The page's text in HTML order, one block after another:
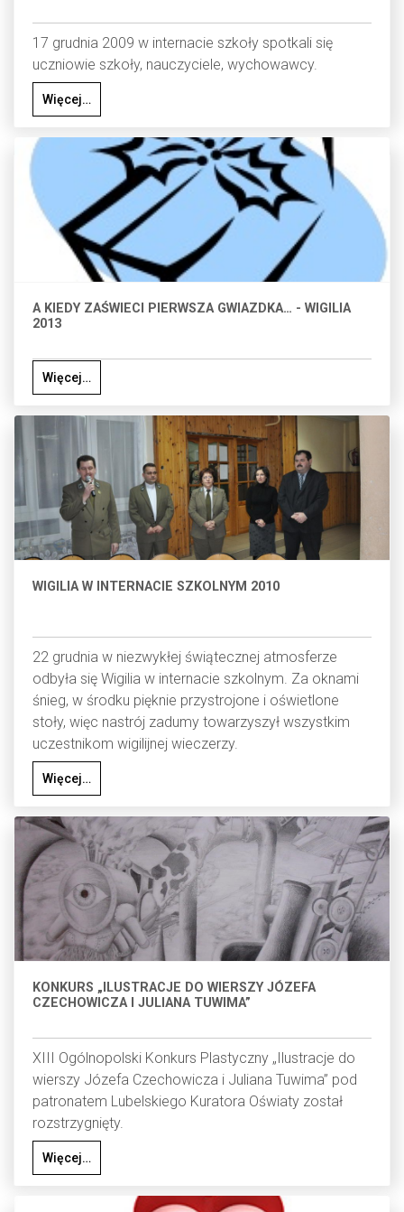
17 grudnia 2009 w internacie szkoły spotkali się
uczniowie szkoły, nauczyciele, wychowawcy.
Więcej…
A KIEDY ZAŚWIECI PIERWSZA GWIAZDKA… - WIGILIA
2013
Więcej…
WIGILIA W INTERNACIE SZKOLNYM 2010
22 grudnia w niezwykłej świątecznej atmosferze
odbyła się Wigilia w internacie szkolnym. Za oknami
śnieg, w środku pięknie przystrojone i oświetlone
stoły, więc nastrój zadumy towarzyszył wszystkim
uczestnikom wigilijnej wieczerzy.
Więcej…
KONKURS „ILUSTRACJE DO WIERSZY JÓZEFA
CZECHOWICZA I JULIANA TUWIMA”
XIII Ogólnopolski Konkurs Plastyczny „Ilustracje do
wierszy Józefa Czechowicza i Juliana Tuwima” pod
patronatem Lubelskiego Kuratora Oświaty został
rozstrzygnięty.
Więcej…